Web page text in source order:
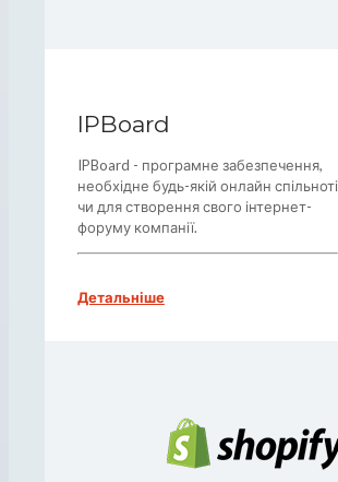
IPBoard
IPBoard - програмне забезпечення,
необхідне будь-якій онлайн спільноті
чи для створення свого інтернет-
форуму компанії.
Детальніше